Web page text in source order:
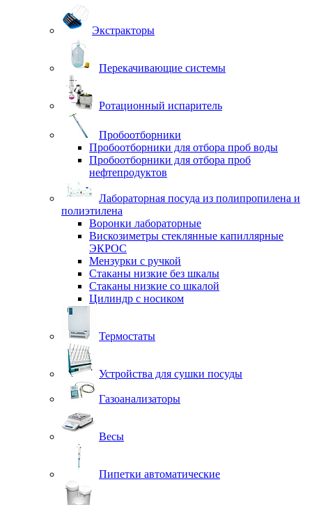
Экстракторы
Перекачивающие системы
Ротационный испаритель
Пробоотборники
Пробоотборники для отбора проб воды
Пробоотборники для отбора проб
нефтепродуктов
Лабораторная посуда из полипропилена и
полиэтилена
Воронки лабораторные
Вискозиметры стеклянные капиллярные
ЭКРОС
Мензурки с ручкой
Стаканы низкие без шкалы
Стаканы низкие со шкалой
Цилиндр с носиком
Термостаты
Устройства для сушки посуды
Газоанализаторы
Весы
Пипетки автоматические